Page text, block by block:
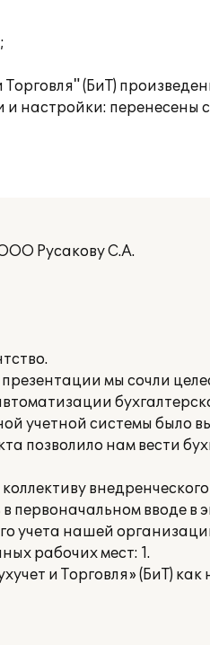
(БиТ)
настройки: перенесены
Русакову С.А.
мы сочли
учетной системы было
позволило нам вести
внедренческого
вводе в
учета нашей
рабочих мест: 1.
и Торговля» (БиТ)